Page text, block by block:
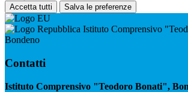
Accetta tutti Salva le preferenze
Istituto Comprensivo
Bondeno
Contatti
Istituto Comprensivo "Teodoro Bonati",